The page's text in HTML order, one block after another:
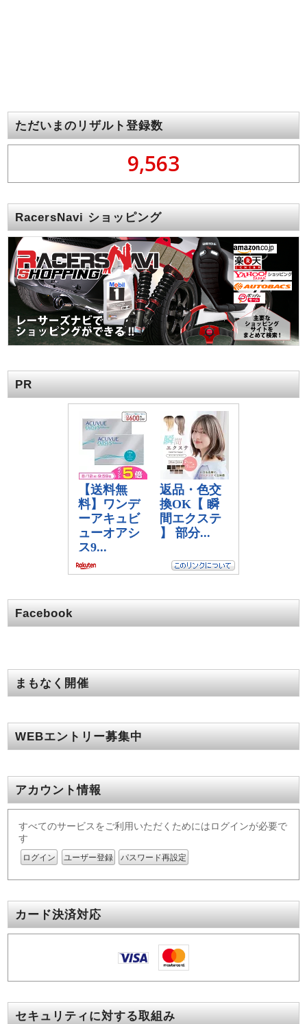
ただいまのリザルト登録数
9,563
RacersNavi ショッピング
PR
Facebook
まもなく開催
WEBエントリー募集中
アカウント情報
すべてのサービスをご利用いただくためにはログインが必要で
す
ログイン ユーザー登録 パスワード再設定
カード決済対応
セキュリティに対する取組み